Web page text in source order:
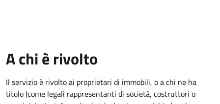
A chi è rivolto
Il servizio è rivolto ai proprietari di immobili, o a chi ne ha
titolo (come legali rappresentanti di società, costruttori o